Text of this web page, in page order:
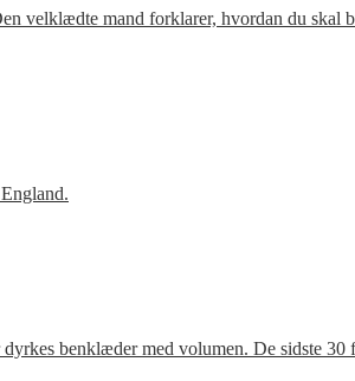
velklædte mand forklarer, hvordan du skal
benklæder med volumen. De sidste 30